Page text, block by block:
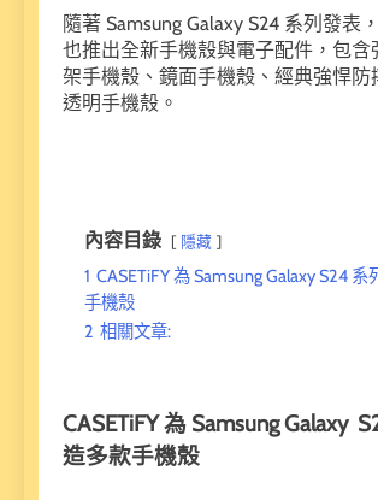
隨著 Samsung Galaxy S24 系列發表
也推出全新手機殼與電子配件，包含
架手機殼、鏡面手機殼、經典強悍防
透明手機殼。
內容目錄 隱藏
1 CASETiFY 為 Samsung Galaxy S24
手機殼
2 相關文章:
CASETiFY 為 Samsung Galaxy
造多款手機殼